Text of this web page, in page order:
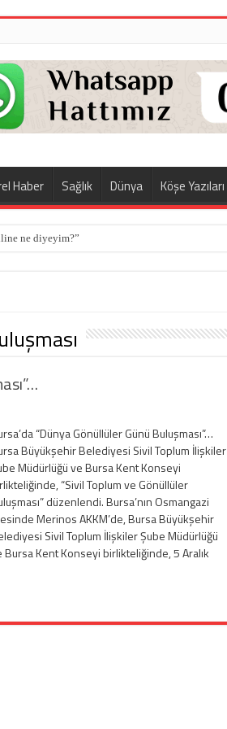
Haber Sağlık Dünya Köşe Yazıları
ne diyeyim?”
“Dünya Gönüllüler Günü Buluşması”…
Büyükşehir Belediyesi Sivil Toplum İlişkiler
Müdürlüğü ve Bursa Kent Konseyi
“Sivil Toplum ve Gönüllüler
düzenlendi. Bursa’nın Osmangazi
Merinos AKKM’de, Bursa Büyükşehir
Sivil Toplum İlişkiler Şube Müdürlüğü
Bursa Kent Konseyi birlikteliğinde, 5 Aralık